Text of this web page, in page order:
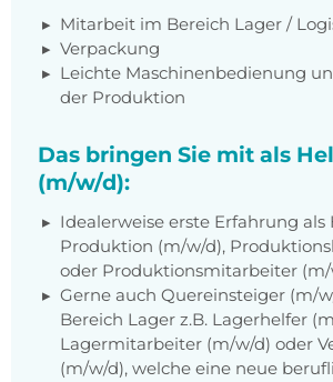
Mitarbeit im Bereich Lager /
Verpackung
Leichte Maschinenbedienung
der Produktion
Das bringen Sie mit als
(m/w/d):
Idealerweise erste Erfahrung als
Produktion (m/w/d),
oder Produktionsmitarbeiter (m/
Gerne auch Quereinsteiger (m/
Bereich Lager z.B. Lagerhelfer
Lagermitarbeiter (m/w/d) oder
(m/w/d), welche eine neue